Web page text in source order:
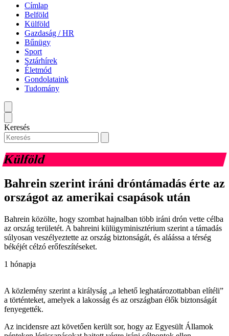
Címlap
Belföld
Külföld
Gazdaság / HR
Bűnügy
Sport
Sztárhírek
Életmód
Gondolataink
Tudomány
Keresés
Külföld
Bahrein szerint iráni dróntámadás érte az
országot az amerikai csapások után
Bahrein közölte, hogy szombat hajnalban több iráni drón vette célba
az ország területét. A bahreini külügyminisztérium szerint a támadás
súlyosan veszélyeztette az ország biztonságát, és aláássa a térség
békéjét célzó erőfeszítéseket.
1 hónapja
A közlemény szerint a királyság „a lehető leghatározottabban elítéli”
a történteket, amelyek a lakosság és az országban élők biztonságát
fenyegették.
Az incidensre azt követően került sor, hogy az Egyesült Államok